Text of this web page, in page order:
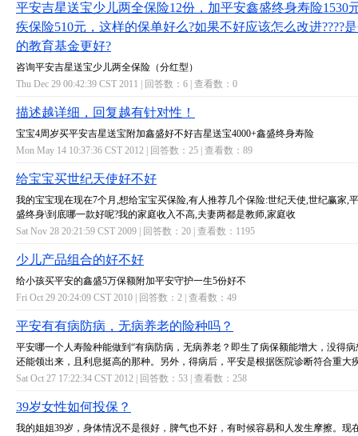
平安吉星送宝少儿两全保险12份，加平安鑫盛终身寿险1530
疾保险510元，这样的保单好么?如果不好应该怎么改进????
的教育基金更好?
咨询平安吉星送宝少儿两全保险（分红型）
Thu Dec 29 00:42:39 CST 2011 | 回答数： 6 | 查看数： 0
描述越详细，回复越有针对性！
宝宝4周岁买平安吉星送宝附加鑫盛好不好吉星送宝4000+鑫盛终身寿险
Mon May 14 10:37:36 CST 2012 | 回答数： 25 | 查看数： 89
给宝宝买世纪天使好不好
我的宝宝现在现在7个月,想给宝宝买保险,有人推荐几个保险:世纪天使,世纪赢家,
盛终身\到底哪一款好呢?我的家庭收入不高,夫妻两都是教师,家庭收
Sat Nov 28 20:21:59 CST 2009 | 回答数： 20 | 查看数： 1195
少儿产品组合的好不好
给小孩买平安的鑫盛5万保额附加平安守护一生5份好不
Fri Oct 29 20:24:09 CST 2010 | 回答数： 2 | 查看数： 49
平安有有病防病，无病养老的险种吗？
平安哪一个人寿险种能做到“有病防病，无病养老？即生了病保额能增大，没得
还能领出来，且利息挺高的那种。另外，得病后，平安是根据医院诊断符合重大
Sat Oct 27 17:22:34 CST 2012 | 回答数： 53 | 查看数： 258
39岁女性如何投保？
我的姐姐39岁，身体情况不是很好，脾气也不好，有时候容易和人发生摩擦。现